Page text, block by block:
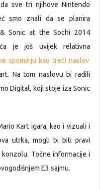
sve tri njihove Nintendo
smo znali da se planira
Sonic at the Sochi 2014
je još uvijek relativna
spominju kao treći naslov
Na tom naslovu bi radili
Digital, koji stoje iza Sonic
Kart igara, kao i vizuali i
utrka, mogli bi biti pravi
Točne informacije i
E3 sajmu.